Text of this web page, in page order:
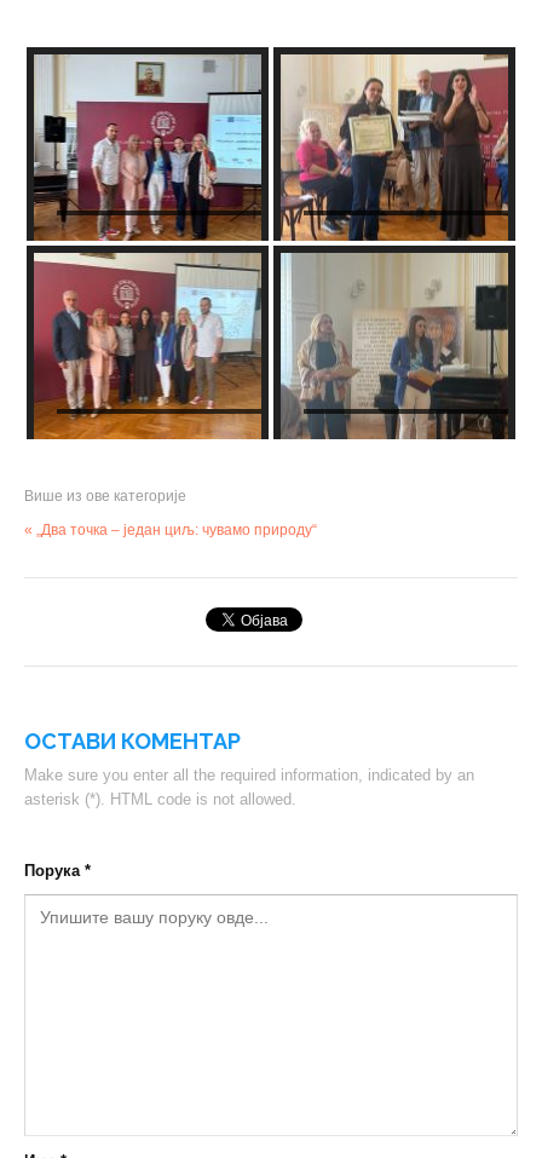
Више из ове категорије
« „Два точка – један циљ: чувамо природу“
ОСТАВИ КОМЕНТАР
Make sure you enter all the required information, indicated by an
asterisk (*). HTML code is not allowed.
Порука *